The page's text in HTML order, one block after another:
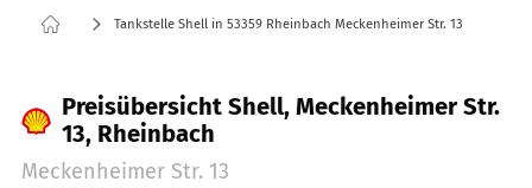
Tankstelle Shell in 53359 Rheinbach Meckenheimer Str. 13
Preisübersicht Shell, Meckenheimer Str.
13, Rheinbach
Meckenheimer Str. 13